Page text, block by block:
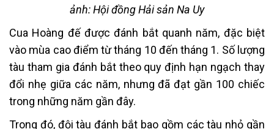
ảnh: Hội đồng Hải sản Na Uy
Cua Hoàng đế được đánh bắt quanh năm, đặc biệt
vào mùa cao điểm từ tháng 10 đến tháng 1. Số lượng
tàu tham gia đánh bắt theo quy định hạn ngạch thay
đổi nhẹ giữa các năm, nhưng đã đạt gần 100 chiếc
trong những năm gần đây.
Trong đó, đội tàu đánh bắt bao gồm các tàu nhỏ gần